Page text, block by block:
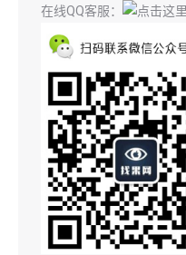
在线QQ客服：